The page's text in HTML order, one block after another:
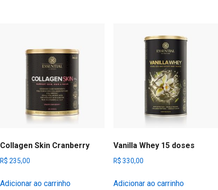
Collagen Skin Cranberry
R$ 235,00
Adicionar ao carrinho
Vanilla Whey 15 doses
R$ 330,00
Adicionar ao carrinho